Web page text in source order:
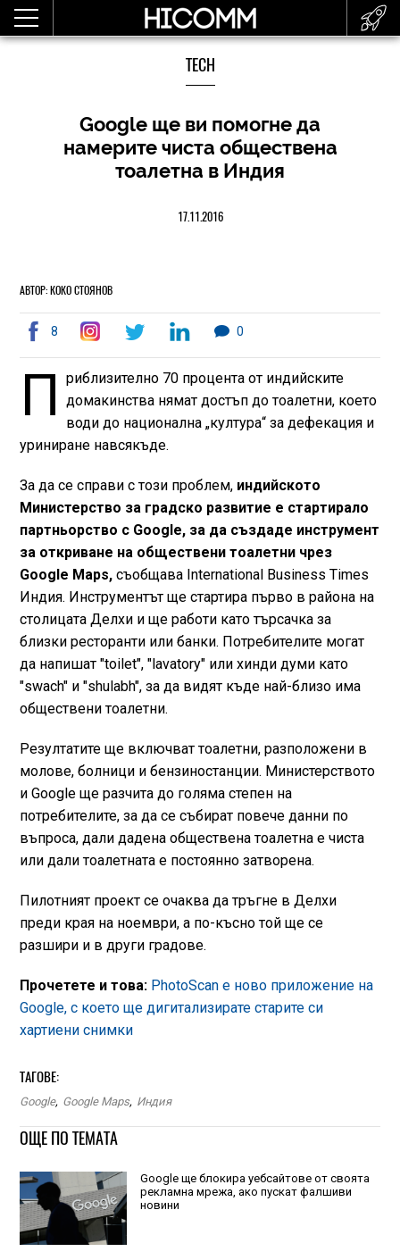
TECH
Google ще ви помогне да
намерите чиста обществена
тоалетна в Индия
17.11.2016
АВТОР: КОКО СТОЯНОВ
8 0
П
риблизително 70 процента от индийските
домакинства нямат достъп до тоалетни, което
води до национална „култура“ за дефекация и
уриниране навсякъде.
За да се справи с този проблем, индийското
Министерство за градско развитие е стартирало
партньорство с Google, за да създаде инструмент
за откриване на обществени тоалетни чрез
Google Maps,съобщава International Business Times
Индия. Инструментът ще стартира първо в района на
столицата Делхи и ще работи като търсачка за
близки ресторанти или банки. Потребителите могат
да напишат "toilet", "lavatory" или хинди думи като
"swach" и "shulabh", за да видят къде най-близо има
обществени тоалетни.
Резултатите ще включват тоалетни, разположени в
молове, болници и бензиностанции. Министерството
и Google ще разчита до голяма степен на
потребителите, за да се събират повече данни по
въпроса, дали дадена обществена тоалетна е чиста
или дали тоалетната е постоянно затворена.
Пилотният проект се очаква да тръгне в Делхи
преди края на ноември, а по-късно той ще се
разшири и в други градове.
Прочетете и това: PhotoScan е ново приложение на
Google, с което ще дигитализирате старите си
хартиени снимки
ТАГОВЕ:
Google, Google Maps, Индия
ОЩЕ ПО ТЕМАТА
Google ще блокира уебсайтове от своята
рекламна мрежа, ако пускат фалшиви
новини